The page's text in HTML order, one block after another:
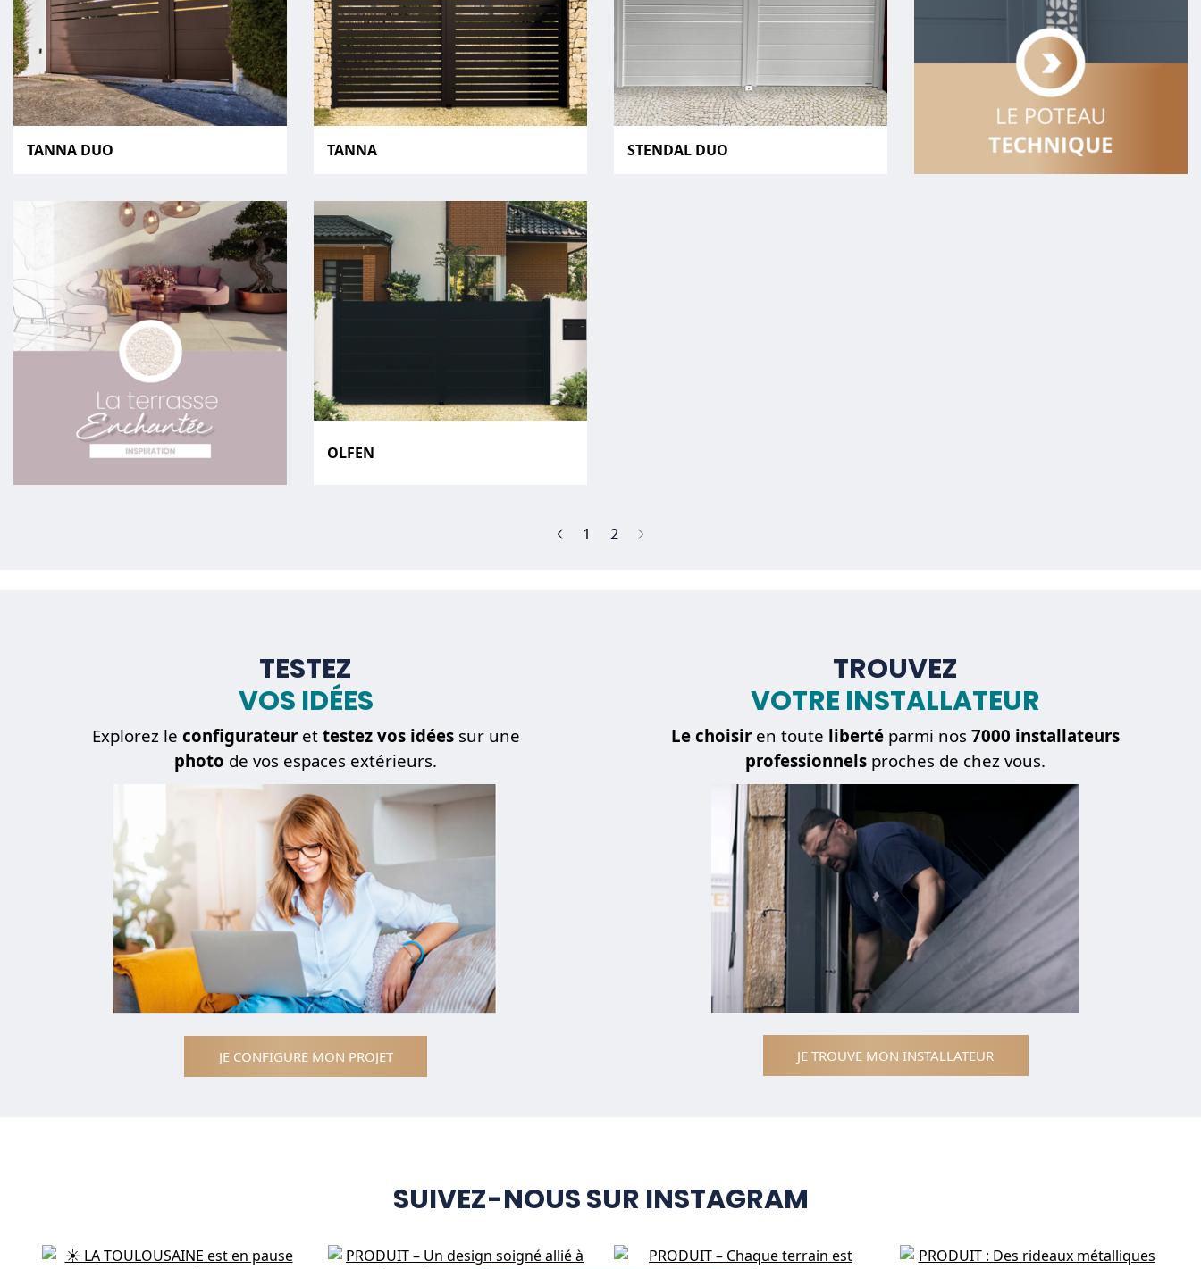
TANNA DUO TANNA STENDAL DUO
OLFEN
1 2(current)
TESTEZ
VOS IDÉES
Explorez le configurateuret testez vos idéessur une
photo de vos espaces extérieurs.
JE CONFIGURE MON PROJET
TROUVEZ
VOTRE INSTALLATEUR
Le choisir en toute liberté parmi nos 7000 installateurs
professionnels proches de chez vous.
JE TROUVE MON INSTALLATEUR
SUIVEZ-NOUS SUR INSTAGRAM